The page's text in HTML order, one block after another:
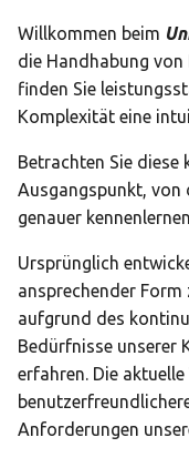
w
r
d
i
t
i
a
l
User Group Edition
Implex
Oberflächen
Individuell anpassbare
Dashboards
Willkommen beim
die Handhabung
finden Sie
Komplexität eine
Betrachten Sie diese
Ausgangspunkt, von
genauer
Ursprünglich
ansprechender
aufgrund des
Bedürfnisse unserer
erfahren. Die
Anforderungen